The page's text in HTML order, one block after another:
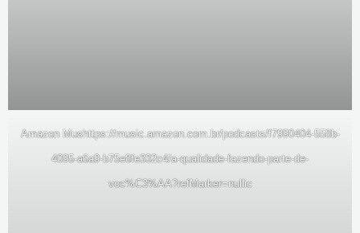
Amazon Mushttps://music.amazon.com.br/podcasts/f7990404-558b-
4095-a6a9-b75e8fe332c4/a-qualidade-fazendo-parte-de-
voc%C3%AA?refMarker=null ic